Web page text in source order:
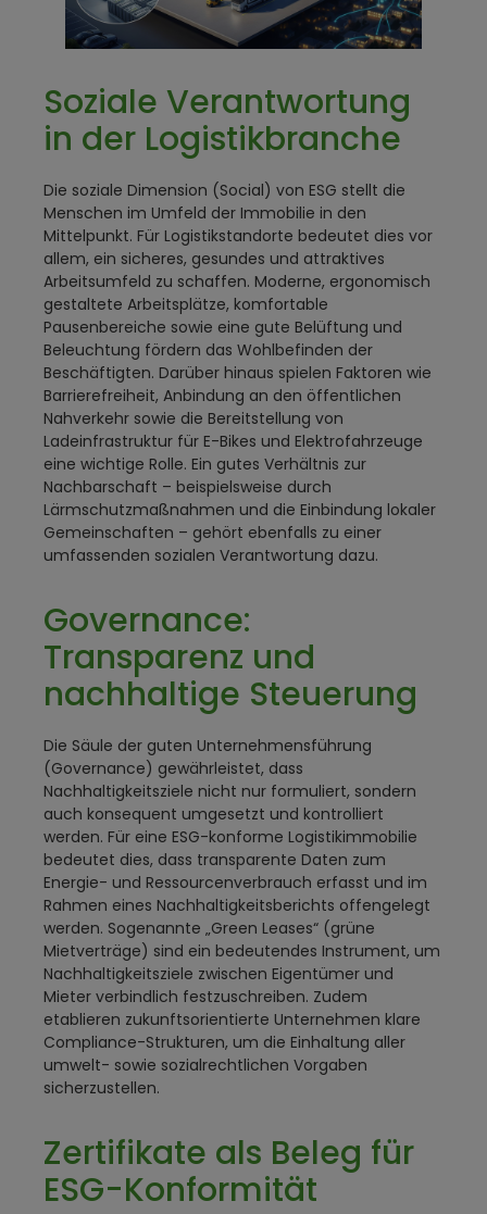
Soziale Verantwortung
in der Logistikbranche
Die soziale Dimension (Social) von ESG stellt die
Menschen im Umfeld der Immobilie in den
Mittelpunkt. Für Logistikstandorte bedeutet dies vor
allem, ein sicheres, gesundes und attraktives
Arbeitsumfeld zu schaffen. Moderne, ergonomisch
gestaltete Arbeitsplätze, komfortable
Pausenbereiche sowie eine gute Belüftung und
Beleuchtung fördern das Wohlbefinden der
Beschäftigten. Darüber hinaus spielen Faktoren wie
Barrierefreiheit, Anbindung an den öffentlichen
Nahverkehr sowie die Bereitstellung von
Ladeinfrastruktur für E-Bikes und Elektrofahrzeuge
eine wichtige Rolle. Ein gutes Verhältnis zur
Nachbarschaft – beispielsweise durch
Lärmschutzmaßnahmen und die Einbindung lokaler
Gemeinschaften – gehört ebenfalls zu einer
umfassenden sozialen Verantwortung dazu.
Governance:
Transparenz und
nachhaltige Steuerung
Die Säule der guten Unternehmensführung
(Governance) gewährleistet, dass
Nachhaltigkeitsziele nicht nur formuliert, sondern
auch konsequent umgesetzt und kontrolliert
werden. Für eine ESG-konforme Logistikimmobilie
bedeutet dies, dass transparente Daten zum
Energie- und Ressourcenverbrauch erfasst und im
Rahmen eines Nachhaltigkeitsberichts offengelegt
werden. Sogenannte „Green Leases“ (grüne
Mietverträge) sind ein bedeutendes Instrument, um
Nachhaltigkeitsziele zwischen Eigentümer und
Mieter verbindlich festzuschreiben. Zudem
etablieren zukunftsorientierte Unternehmen klare
Compliance-Strukturen, um die Einhaltung aller
umwelt- sowie sozialrechtlichen Vorgaben
sicherzustellen.
Zertifikate als Beleg für
ESG-Konformität